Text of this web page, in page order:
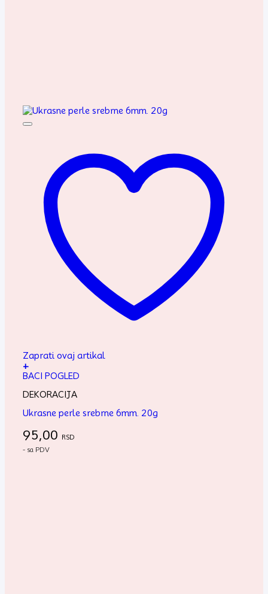
Zaprati ovaj artikal
+
BACI POGLED
DEKORACIJA
Ukrasne perle srebrne 6mm. 20g
95,00 RSD
- sa PDV